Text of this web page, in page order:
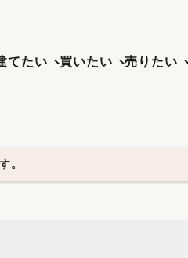
てたい 買いたい 売りたい
。